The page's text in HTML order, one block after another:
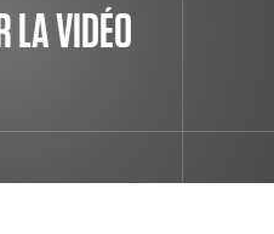
LA VIDÉO